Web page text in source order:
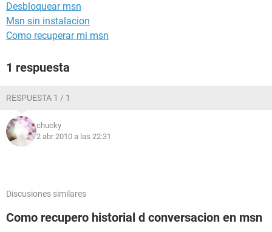
Desbloquear msn
Msn sin instalacion
Como recuperar mi msn
1 respuesta
RESPUESTA 1 / 1
chucky
2 abr 2010 a las 22:31
Discusiones similares
Como recupero historial d conversacion en msn